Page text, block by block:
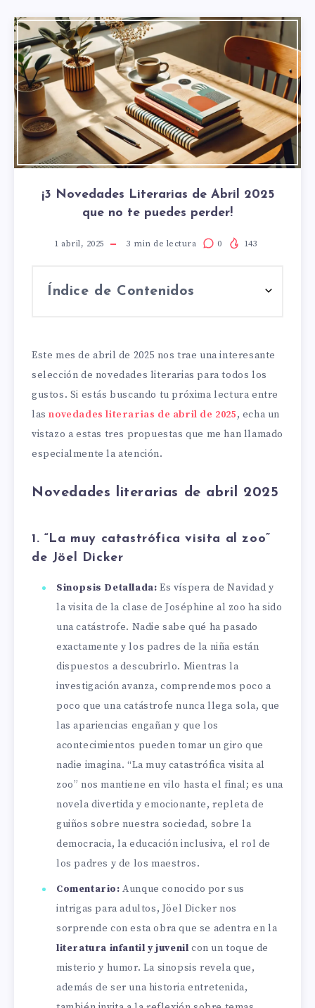
¡3 Novedades Literarias de Abril 2025
que no te puedes perder!
1 abril, 2025 3 min de lectura 0 143
Índice de Contenidos
Este mes de abril de 2025 nos trae una interesante
selección de novedades literarias para todos los
gustos. Si estás buscando tu próxima lectura entre
lasnovedades literarias de abril de 2025, echa un
vistazo a estas tres propuestas que me han llamado
especialmente la atención.
Novedades literarias de abril 2025
1. “La muy catastrófica visita al zoo”
de Jöel Dicker
Sinopsis Detallada: Es víspera de Navidad y
la visita de la clase de Joséphine al zoo ha sido
una catástrofe. Nadie sabe qué ha pasado
exactamente y los padres de la niña están
dispuestos a descubrirlo. Mientras la
investigación avanza, comprendemos poco a
poco que una catástrofe nunca llega sola, que
las apariencias engañan y que los
acontecimientos pueden tomar un giro que
nadie imagina. “La muy catastrófica visita al
zoo” nos mantiene en vilo hasta el final; es una
novela divertida y emocionante, repleta de
guiños sobre nuestra sociedad, sobre la
democracia, la educación inclusiva, el rol de
los padres y de los maestros.
Comentario: Aunque conocido por sus
intrigas para adultos, Jöel Dicker nos
sorprende con esta obra que se adentra en la
literatura infantil y juvenil con un toque de
misterio y humor. La sinopsis revela que,
además de ser una historia entretenida,